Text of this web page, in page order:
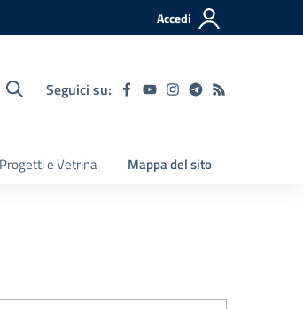
Accedi
Seguici su:
Progetti e Vetrina Mappa del sito